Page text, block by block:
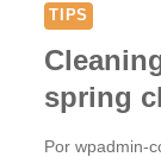
TIPS
spring
Por wpadmin-